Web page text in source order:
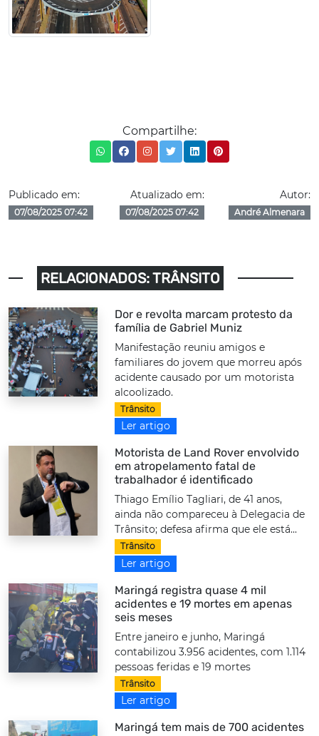
Compartilhe:
Publicado em:
07/08/2025 07:42
Atualizado em:
07/08/2025 07:42
Autor:
André Almenara
RELACIONADOS: TRÂNSITO
Dor e revolta marcam protesto da
família de Gabriel Muniz
Manifestação reuniu amigos e
familiares do jovem que morreu após
acidente causado por um motorista
alcoolizado.
Trânsito
Ler artigo
Motorista de Land Rover envolvido
em atropelamento fatal de
trabalhador é identificado
Thiago Emílio Tagliari, de 41 anos,
ainda não compareceu à Delegacia de
Trânsito; defesa afirma que ele está...
Trânsito
Ler artigo
Maringá registra quase 4 mil
acidentes e 19 mortes em apenas
seis meses
Entre janeiro e junho, Maringá
contabilizou 3.956 acidentes, com 1.114
pessoas feridas e 19 mortes
Trânsito
Ler artigo
Maringá tem mais de 700 acidentes